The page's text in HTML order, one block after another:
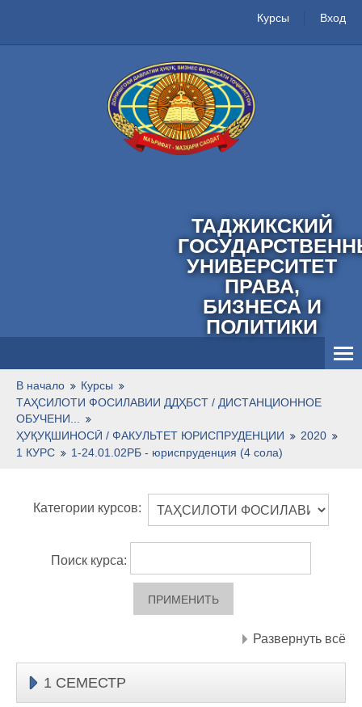
Курсы Вход
ТАДЖИКСКИЙ
УНИВЕРСИТЕТ
ПРАВА,
БИЗНЕСА И
ПОЛИТИКИ
Русский ‎(ru)‎
В начало
Курсы
ТАҲСИЛОТИ ФОСИЛАВИИ ДДҲБСТ / ДИСТАНЦИОННОЕ
ОБУЧЕНИ...
ҲУҚУҚШИНОСӢ / ФАКУЛЬТЕТ ЮРИСПРУДЕНЦИИ
2020
1 КУРС
1-24.01.02РБ - юриспруденция (4 сола)
Категории курсов:
Поиск курса:
Развернуть всё
1 СЕМЕСТР